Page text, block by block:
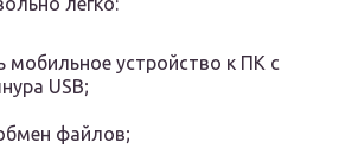
мобильное устройство к ПК с
USB;
файлов;